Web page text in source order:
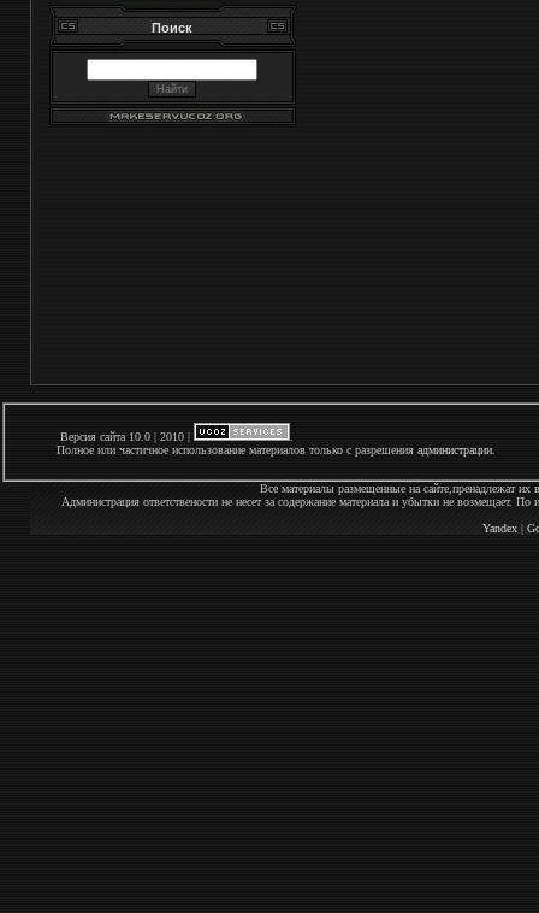
Поиск
Версия сайта 10.0 | 2010 |
Полное или частичное использование материалов только с разрешения администрации
Все материалы размещенные на сайте,пренадлежат
Администрация ответствености не несет за содержание материала и убытки не
Yandex |